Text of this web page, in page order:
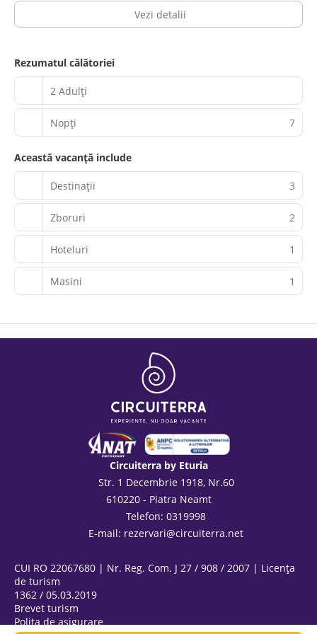
Vezi detalii
Rezumatul călătoriei
2 Adulți
Nopţi 7
Această vacanță include
Destinații 3
Zboruri 2
Hoteluri 1
Masini 1
Circuiterra by Eturia
Str. 1 Decembrie 1918, Nr.60
610220 - Piatra Neamt
Telefon: 0319998
E-mail: rezervari@circuiterra.net
CUI RO 22067680 | Nr. Reg. Com. J 27 / 908 / 2007 | Licența
de turism
1362 / 05.03.2019
Brevet turism
Polița de asigurare